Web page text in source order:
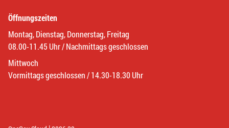
Öffnungszeiten
Montag, Dienstag, Donnerstag, Freitag
08.00-11.45 Uhr / Nachmittags geschlossen
Mittwoch
Vormittags geschlossen / 14.30-18.30 Uhr